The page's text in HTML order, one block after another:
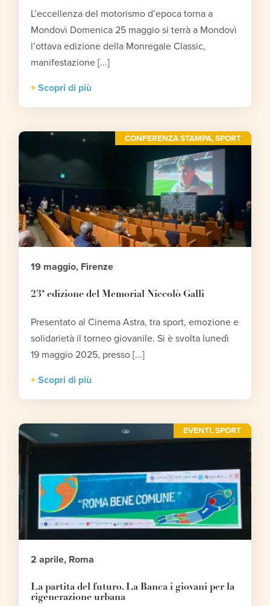
L’eccellenza del motorismo d’epoca torna a
Mondovì Domenica 25 maggio si terrà a Mondovì
l’ottava edizione della Monregale Classic,
manifestazione [...]
Scopri di più
CONFERENZA STAMPA,SPORT
19 maggio, Firenze
23ª edizione del Memorial Niccolò Galli
Presentato al Cinema Astra, tra sport, emozione e
solidarietà il torneo giovanile. Si è svolta lunedì
19 maggio 2025, presso [...]
Scopri di più
EVENTI,SPORT
2 aprile, Roma
La partita del futuro. La Banca i giovani per la
rigenerazione urbana